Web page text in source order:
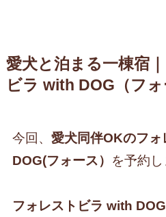
愛犬と泊まる一棟宿
ビラ with DOG（フォ
今回、 愛犬同伴OKのフ
DOG(フォース） を予約し
フォレストビラ with